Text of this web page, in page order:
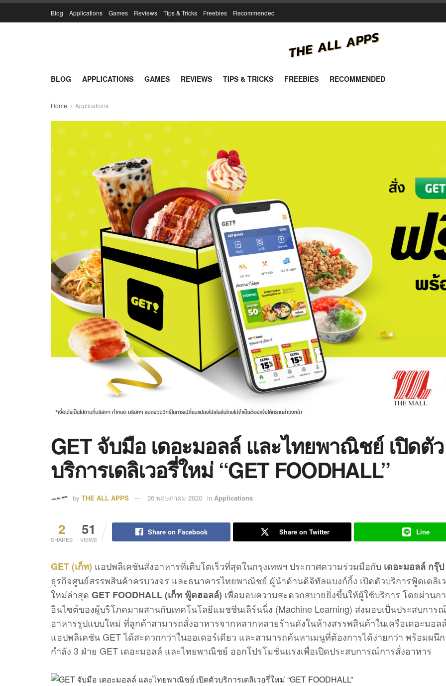
Blog Applications Games Reviews Tips & Tricks Freebies Recommended
BLOG APPLICATIONS GAMES REVIEWS TIPS & TRICKS FREEBIES RECOMMENDED
Home Applications
GET จับมือ เดอะมอลล์ และไทยพาณิชย์ เปิดตัว
บริการเดลิเวอรี่ใหม่ “GET FOODHALL”
by THE ALL APPS 26 พฤษภาคม 2020 in Applications
2
SHARES
51
VIEWS
Share on Facebook Share on Twitter Line
GET (เก็ท) แอปพลิเคชันสั่งอาหารที่เติบโตเร็วที่สุดในกรุงเทพฯ ประกาศความร่วมมือกับ เดอะมอลล์ กรุ๊ป
ธุรกิจศูนย์สรรพสินค้าครบวงจร และธนาคารไทยพาณิชย์ ผู้นำด้านดิจิทัลแบงก์กิ้ง เปิดตัวบริการฟู้ดเดลิเ
ใหม่ล่าสุด GET FOODHALL (เก็ท ฟู้ดฮอลล์) เพื่อมอบความสะดวกสบายยิ่งขึ้นให้ผู้ใช้บริการ โดยผ่านก
อินไซต์ของผู้บริโภคมาผสานกับเทคโนโลยีแมชชีนเลิร์นนิ่ง (Machine Learning) ส่งมอบเป็นประสบการ
อาหารรูปแบบใหม่ ที่ลูกค้าสามารถสั่งอาหารจากหลากหลายร้านดังในห้างสรรพสินค้าในเครือเดอะมอล
แอปพลิเคชัน GET ได้สะดวกกว่าในออเดอร์เดียว และสามารถค้นหาเมนูที่ต้องการได้ง่ายกว่า พร้อมผนึก
กำลัง 3 ฝ่าย GET เดอะมอลล์ และไทยพาณิชย์ ออกโปรโมชั่นแรงเพื่อเปิดประสบการณ์การสั่งอาหาร